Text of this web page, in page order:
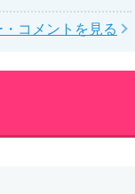
コメントを見る